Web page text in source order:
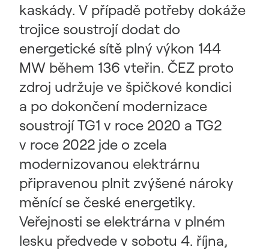
kaskády. V případě potřeby dokáže
trojice soustrojí dodat do
energetické sítě plný výkon 144
MW během 136 vteřin. ČEZ proto
zdroj udržuje ve špičkové kondici
a po dokončení modernizace
soustrojí TG1 v roce 2020 a TG2
v roce 2022 jde o zcela
modernizovanou elektrárnu
připravenou plnit zvýšené nároky
měnící se české energetiky.
Veřejnosti se elektrárna v plném
lesku předvede v sobotu 4. října,